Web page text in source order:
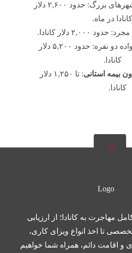
اجاره آپارتمان در شهرهای بزرگ: حدود ۲,۶۰۰ دلار
کانادا در ماه.
۲,۰۰۰ دلار کانادا.
زندگی ماهانه خانواده دو نفره: حدود ۵,۲۰۰ دلار
کانادا.
بیمه استانی
: تا ۱,۲۵۰ دلار
کانادا.
مهاجرت به کانادا؛ از ارزیابی
تا اخذ انواع ویزای کاری،
و اقامت دائم، همراه شما خواهیم